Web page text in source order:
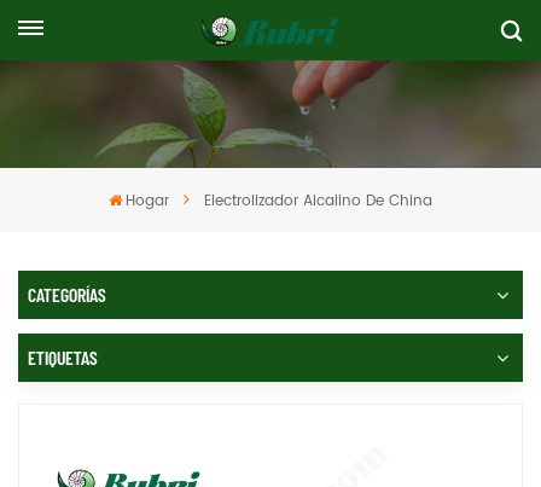
Hogar Electrolizador Alcalino De China
CATEGORÍAS
ETIQUETAS